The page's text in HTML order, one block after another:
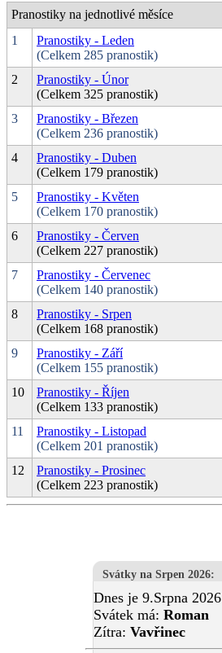
Pranostiky na jednotlivé měsíce
1
Pranostiky - Leden
(Celkem 285 pranostik)
2
Pranostiky - Únor
(Celkem 325 pranostik)
3
Pranostiky - Březen
(Celkem 236 pranostik)
4
Pranostiky - Duben
(Celkem 179 pranostik)
5
Pranostiky - Květen
(Celkem 170 pranostik)
6
Pranostiky - Červen
(Celkem 227 pranostik)
7
Pranostiky - Červenec
(Celkem 140 pranostik)
8
Pranostiky - Srpen
(Celkem 168 pranostik)
9
Pranostiky - Září
(Celkem 155 pranostik)
10
Pranostiky - Říjen
(Celkem 133 pranostik)
11
Pranostiky - Listopad
(Celkem 201 pranostik)
12
Pranostiky - Prosinec
(Celkem 223 pranostik)
Svátky na Srpen 2026:
Dnes je 9.Srpna 2026
Svátek má: Roman
Zítra: Vavřinec